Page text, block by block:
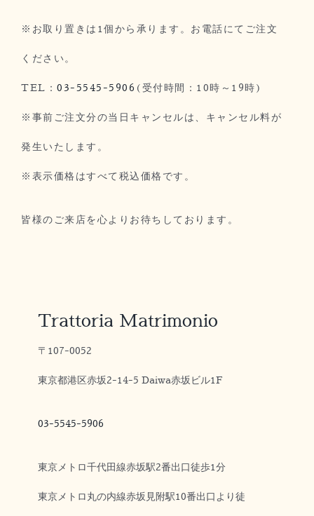
※お取り置きは1個から承ります。お電話にてご注文
ください。
TEL： 03-5545-5906 (受付時間：10時～19時)
※事前ご注文分の当日キャンセルは、キャンセル料が
発生いたします。
※表示価格はすべて税込価格です。
皆様のご来店を心よりお待ちしております。
Trattoria Matrimonio
〒107-0052
東京都港区赤坂2-14-5 Daiwa赤坂ビル1F
03-5545-5906
東京メトロ千代田線赤坂駅2番出口徒歩1分
東京メトロ丸の内線赤坂見附駅10番出口より徒